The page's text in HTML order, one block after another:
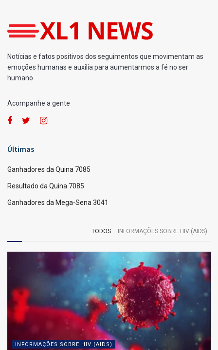
Home Loterias
Ganhadores da Lotofácil 3307
Veja a lista de ganhadores da Lotofacil 3307, divulgada
pela Caixa Loterias.
15 acertos: 1 apostas levam R$ 1.663.874,00 cada.
14 acertos: 193 apostas levam R$ 1.808,00 cada.
13 acertos: 8151 apostas levam R$ 30,00 cada.
12 acertos: 100686 apostas levam R$ 12,00 cada.
11 acertos: 569116 apostas levam R$ 6,00 cada.
Confira o resultado da Lotofácil 3307